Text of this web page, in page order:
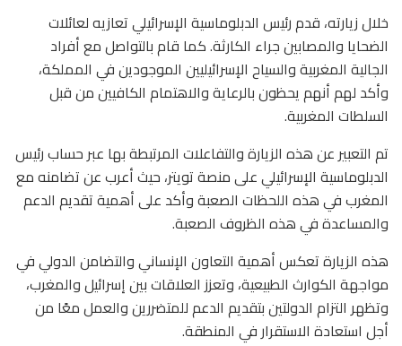
خلال زيارته، قدم رئيس الدبلوماسية الإسرائيلي تعازيه لعائلات
الضحايا والمصابين جراء الكارثة. كما قام بالتواصل مع أفراد
الجالية المغربية والسياح الإسرائيليين الموجودين في المملكة،
وأكد لهم أنهم يحظون بالرعاية والاهتمام الكافيين من قبل
السلطات المغربية.
تم التعبير عن هذه الزيارة والتفاعلات المرتبطة بها عبر حساب رئيس
الدبلوماسية الإسرائيلي على منصة تويتر، حيث أعرب عن تضامنه مع
المغرب في هذه اللحظات الصعبة وأكد على أهمية تقديم الدعم
والمساعدة في هذه الظروف الصعبة.
هذه الزيارة تعكس أهمية التعاون الإنساني والتضامن الدولي في
مواجهة الكوارث الطبيعية، وتعزز العلاقات بين إسرائيل والمغرب،
وتظهر التزام الدولتين بتقديم الدعم للمتضررين والعمل معًا من
أجل استعادة الاستقرار في المنطقة.